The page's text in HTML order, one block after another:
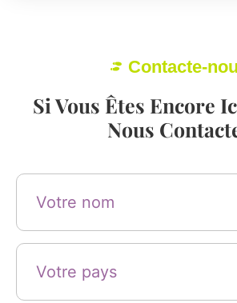
Contacte-
Si Vous Êtes Encore
Nous